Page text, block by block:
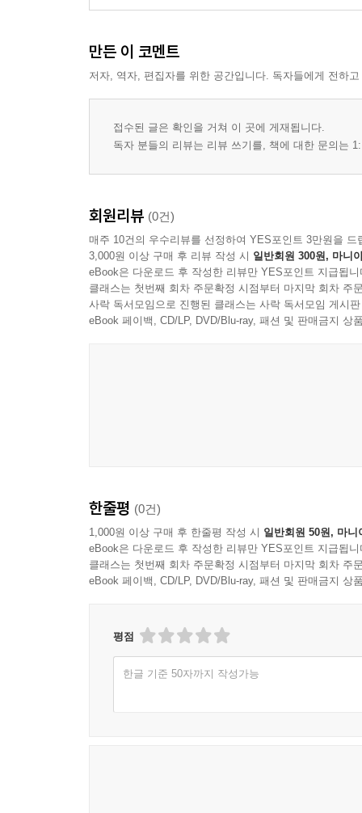
카니가 생각하는 녹색 중앙은행과 민주주의
| 제6장 | 드라기와 오성운동 그리고 독일연방헌법
드라기의 편지 통치: 베를루스코니 총리를 무너뜨
테크노포퓰리즘의 상징이 된 드라기
| 제7장 | 시라카와와 아베노믹스: 일본의 장기침체
야당의 지지로 일본은행 총재에 오른 시라카와
자민당과 민주당 모두의 공격 대상이 된 시라카와
비정치적이고자 하였던 일본은행의 결말, 독립성
통화 정책의 정치화는 반민주적인가
| 제8장 | 한국은행 독립이 경제민주화다: 한국 사
찾아보기
만든 이 코멘트
저자, 역자, 편집자를 위한 공간입니다. 독자들에게 전하
접수된 글은 확인을 거쳐 이 곳에 게재됩니다.
독자 분들의 리뷰는 리뷰 쓰기를, 책에 대한 문의는
회원리뷰 (0건)
매주 10건의 우수리뷰를 선정하여 YES포인트 3만원을 드
3,000원 이상 구매 후 리뷰 작성 시 일반회원 300원, 마니
eBook은 다운로드 후 작성한 리뷰만 YES포인트 지급됩니
클래스는 첫번째 회차 주문확정 시점부터 마지막 회차 주
사락 독서모임으로 진행된 클래스는 사락 독서모임 게시
eBook 페이백, CD/LP, DVD/Blu-ray, 패션 및 판매금지 상
한줄평 (0건)
1,000원 이상 구매 후 한줄평 작성 시 일반회원 50원, 마니
eBook은 다운로드 후 작성한 리뷰만 YES포인트 지급됩니
클래스는 첫번째 회차 주문확정 시점부터 마지막 회차 주
eBook 페이백, CD/LP, DVD/Blu-ray, 패션 및 판매금지 상
평점
한글 기준 50자까지 작성가능